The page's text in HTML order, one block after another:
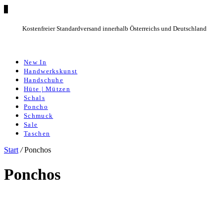
Kostenfreier Standardversand innerhalb Österreichs und Deutschland
New In
Handwerkskunst
Handschuhe
Hüte | Mützen
Schals
Poncho
Schmuck
Sale
Taschen
Start /Ponchos
Ponchos